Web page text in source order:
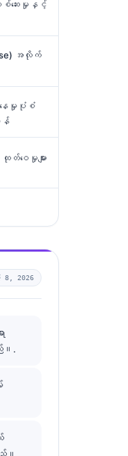
စ်ဆေးမှုနှင့်
အလိုက်
ေမှုပုံစံ
န်
ဝေမှုများ
8, 2026
။.
။.